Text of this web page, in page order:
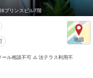
プリンスビル7階
ル相談不可 ⚠️ 法テラス利用不